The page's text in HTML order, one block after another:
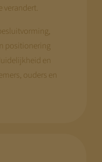
verandert.
positionering
en
ouders en